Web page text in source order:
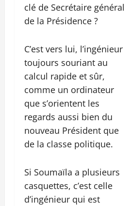
clé de Secrétaire général
de la Présidence ?
C’est vers lui, l’ingénieur
toujours souriant au
calcul rapide et sûr,
comme un ordinateur
que s’orientent les
regards aussi bien du
nouveau Président que
de la classe politique.
Si Soumaïla a plusieurs
casquettes, c’est celle
d’ingénieur qui est